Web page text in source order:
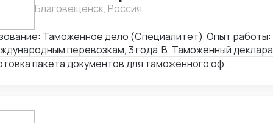
Благовещенск, Россия
Таможенное дело (Специалитет) Опыт
перевозкам, 3 года B. Таможенный
Подготовка пакета документов для таможенного оформления